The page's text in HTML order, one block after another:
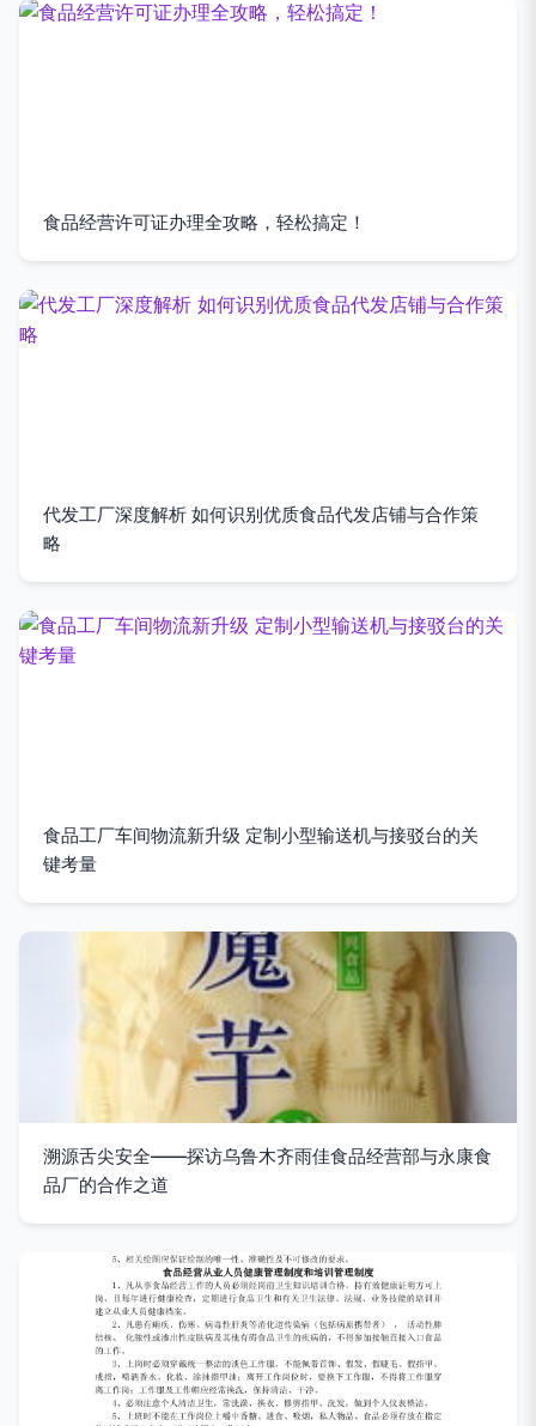
食品经营许可证办理全攻略，轻松搞定！
代发工厂深度解析 如何识别优质食品代发店铺与合作策
略
食品工厂车间物流新升级 定制小型输送机与接驳台的关
键考量
溯源舌尖安全——探访乌鲁木齐雨佳食品经营部与永康食
品厂的合作之道